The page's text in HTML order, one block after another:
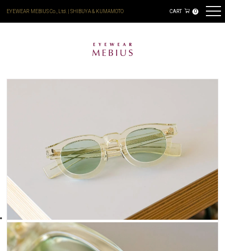
EYEWEAR MEBIUS Co., Ltd. | SHIBUYA & KUMAMOTO CART 0